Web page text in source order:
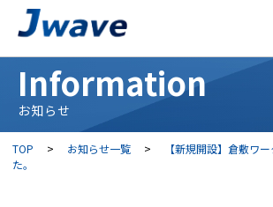
Information
お知らせ
TOP > お知らせ一覧 >
【新規開設】倉敷ワ
た。